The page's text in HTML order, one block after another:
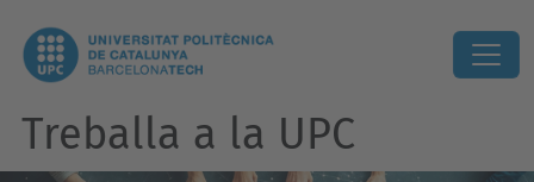
Treballa a la UPC